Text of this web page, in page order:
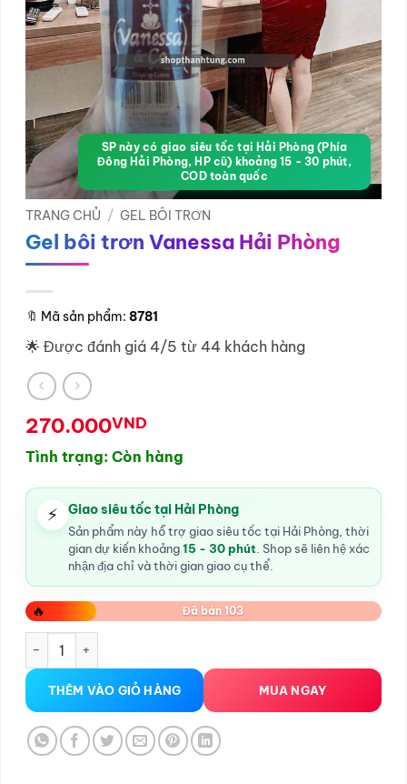
SP này có giao siêu tốc tại Hải Phòng (Phía
Đông Hải Phòng, HP cũ) khoảng 15 - 30 phút,
COD toàn quốc
TRANG CHỦ / GEL BÔI TRƠN
Gel bôi trơn Vanessa Hải Phòng
🔖 Mã sản phẩm: 8781
🌟 Được đánh giá 4/5 từ 44 khách hàng
270.000VND
Tình trạng: Còn hàng
⚡ Giao siêu tốc tại Hải Phòng
Sản phẩm này hỗ trợ giao siêu tốc tại Hải Phòng, thời
gian dự kiến khoảng15 - 30 phút . Shop sẽ liên hệ xác
nhận địa chỉ và thời gian giao cụ thể.
🔥 Đã bán 103
Gel bôi trơn Vanessa Hải Phòng số lượng
THÊM VÀO GIỎ HÀNG MUA NGAY